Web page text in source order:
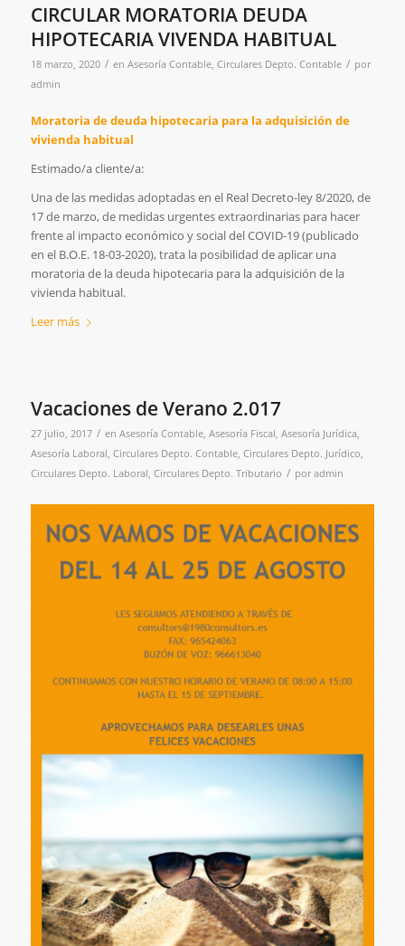
CIRCULAR MORATORIA DEUDA
HIPOTECARIA VIVENDA HABITUAL
18 marzo, 2020 / en Asesoría Contable, Circulares Depto. Contable / por
admin
Moratoria de deuda hipotecaria para la adquisición de
vivienda habitual
Estimado/a cliente/a:
Una de las medidas adoptadas en el Real Decreto-ley 8/2020, de
17 de marzo, de medidas urgentes extraordinarias para hacer
frente al impacto económico y social del COVID-19 (publicado
en el B.O.E. 18-03-2020), trata la posibilidad de aplicar una
moratoria de la deuda hipotecaria para la adquisición de la
vivienda habitual.
Leer más
Vacaciones de Verano 2.017
27 julio, 2017 / en Asesoría Contable, Asesoría Fiscal Asesoría Jurídica,
Asesoría Laboral Circulares Depto. Contable, Circulares Depto. Jurídico
Circulares Depto. Laboral Circulares Depto. Tributario / poradmin